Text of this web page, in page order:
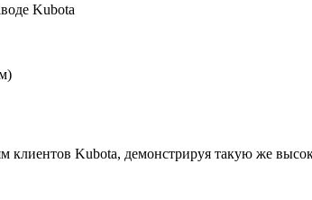
Kubota
Kubota, демонстрируя такую же